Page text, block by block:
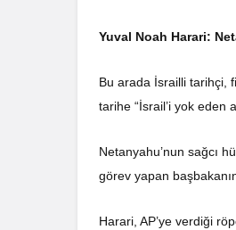
Yuval Noah Harari:
Bu arada İsrailli tarihçi,
tarihe “İsrail’i yok eden
Netanyahu’nun sağcı
görev yapan
Harari, AP’ye verdiği